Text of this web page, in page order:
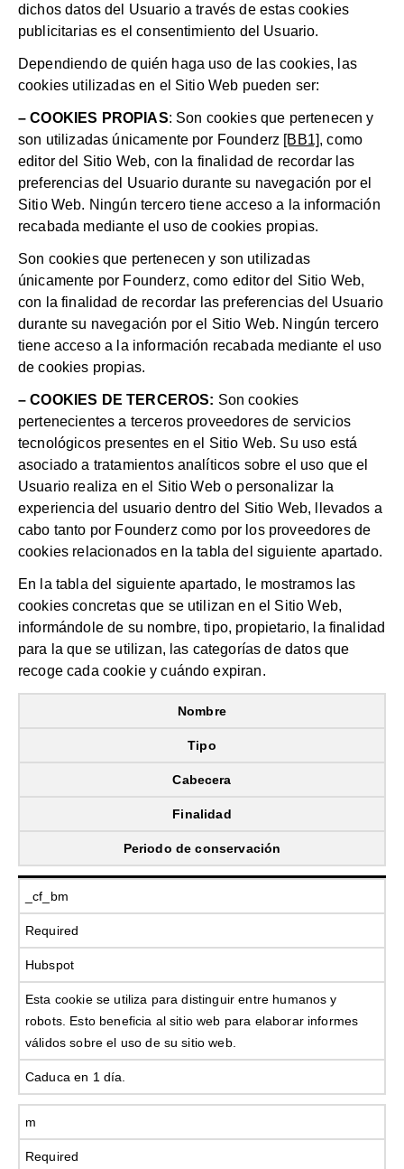
dichos datos del Usuario a través de estas cookies
publicitarias es el consentimiento del Usuario.
Dependiendo de quién haga uso de las cookies, las
cookies utilizadas en el Sitio Web pueden ser:
– COOKIES PROPIAS: Son cookies que pertenecen y
son utilizadas únicamente por Founderz [BB1], como
editor del Sitio Web, con la finalidad de recordar las
preferencias del Usuario durante su navegación por el
Sitio Web. Ningún tercero tiene acceso a la información
recabada mediante el uso de cookies propias.
Son cookies que pertenecen y son utilizadas
únicamente por Founderz, como editor del Sitio Web,
con la finalidad de recordar las preferencias del Usuario
durante su navegación por el Sitio Web. Ningún tercero
tiene acceso a la información recabada mediante el uso
de cookies propias.
– COOKIES DE TERCEROS: Son cookies
pertenecientes a terceros proveedores de servicios
tecnológicos presentes en el Sitio Web. Su uso está
asociado a tratamientos analíticos sobre el uso que el
Usuario realiza en el Sitio Web o personalizar la
experiencia del usuario dentro del Sitio Web, llevados a
cabo tanto por Founderz como por los proveedores de
cookies relacionados en la tabla del siguiente apartado.
En la tabla del siguiente apartado, le mostramos las
cookies concretas que se utilizan en el Sitio Web,
informándole de su nombre, tipo, propietario, la finalidad
para la que se utilizan, las categorías de datos que
recoge cada cookie y cuándo expiran.
Nombre
Tipo
Cabecera
Finalidad
Periodo de conservación
_cf_bm
Required
Hubspot
Esta cookie se utiliza para distinguir entre humanos y
robots. Esto beneficia al sitio web para elaborar informes
válidos sobre el uso de su sitio web.
Caduca en 1 día.
m
Required